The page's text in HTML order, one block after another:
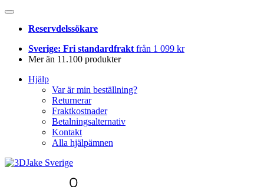
Reservdelssökare
Sverige: Fri standardfrakt från 1 099 kr
Mer än 11.100 produkter
Hjälp
Var är min beställning?
Returnerar
Fraktkostnader
Betalningsalternativ
Kontakt
Alla hjälpämnen